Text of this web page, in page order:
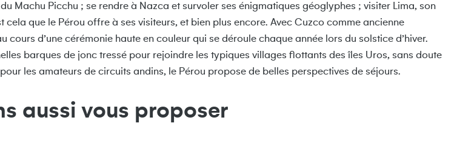
Machu Picchu ; se rendre à Nazca et survoler ses énigmatiques géoglyphes ; visiter Lima, son
que le Pérou offre à ses visiteurs, et bien plus encore. Avec Cuzco comme ancienne
d’une cérémonie haute en couleur qui se déroule chaque année lors du solstice d’hiver.
barques de jonc tressé pour rejoindre les typiques villages flottants des îles Uros, sans doute
les amateurs de circuits andins, le Pérou propose de belles perspectives de séjours.
aussi vous proposer